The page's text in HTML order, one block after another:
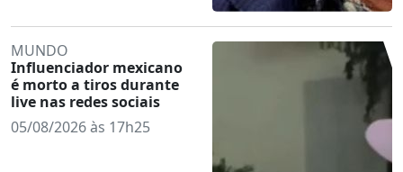
MUNDO
Influenciador mexicano
é morto a tiros durante
live nas redes sociais
05/08/2026 às 17h25